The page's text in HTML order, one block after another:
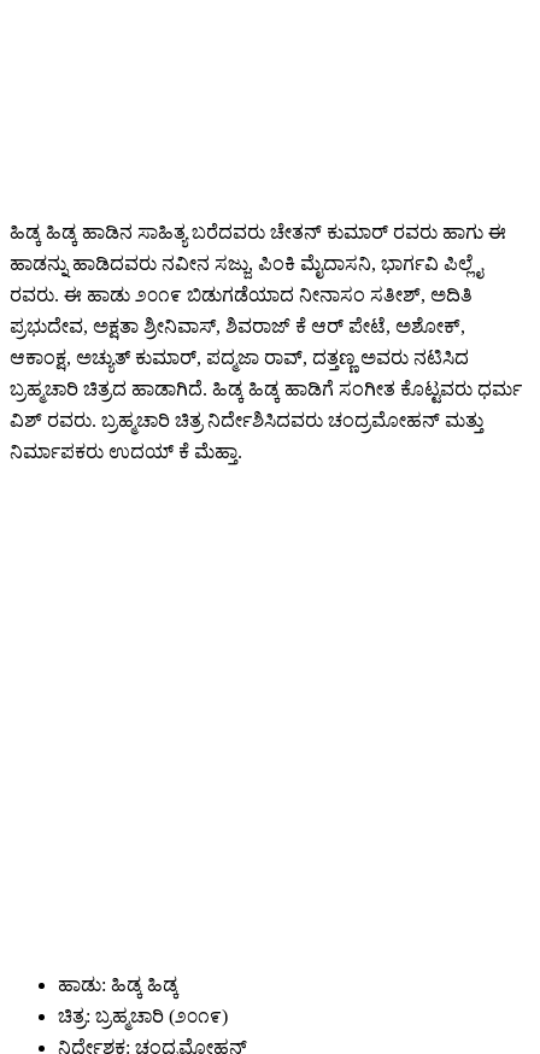
ಹಿಡ್ಕ ಹಿಡ್ಕ ಹಾಡಿನ ಸಾಹಿತ್ಯ ಬರೆದವರು ಚೇತನ್ ಕುಮಾರ್ ರವರು ಹಾಗು ಈ
ಹಾಡನ್ನು ಹಾಡಿದವರು ನವೀನ ಸಜ್ಜು, ಪಿಂಕಿ ಮೈದಾಸನಿ, ಭಾರ್ಗವಿ ಪಿಲ್ಲೈ
ರವರು. ಈ ಹಾಡು ೨೦೧೯ ಬಿಡುಗಡೆಯಾದ ನೀನಾಸಂ ಸತೀಶ್, ಅದಿತಿ
ಪ್ರಭುದೇವ, ಅಕ್ಷತಾ ಶ್ರೀನಿವಾಸ್, ಶಿವರಾಜ್ ಕೆ ಆರ್ ಪೇಟೆ, ಅಶೋಕ್,
ಆಕಾಂಕ್ಷ, ಅಚ್ಯುತ್ ಕುಮಾರ್, ಪದ್ಮಜಾ ರಾವ್, ದತ್ತಣ್ಣ ಅವರು ನಟಿಸಿದ
ಬ್ರಹ್ಮಚಾರಿ ಚಿತ್ರದ ಹಾಡಾಗಿದೆ. ಹಿಡ್ಕ ಹಿಡ್ಕ ಹಾಡಿಗೆ ಸಂಗೀತ ಕೊಟ್ಟವರು ಧರ್ಮ
ವಿಶ್ ರವರು. ಬ್ರಹ್ಮಚಾರಿ ಚಿತ್ರ ನಿರ್ದೇಶಿಸಿದವರು ಚಂದ್ರಮೋಹನ್ ಮತ್ತು
ನಿರ್ಮಾಪಕರು ಉದಯ್ ಕೆ ಮೆಹ್ತಾ.
ಹಾಡು: ಹಿಡ್ಕ ಹಿಡ್ಕ
ಚಿತ್ರ: ಬ್ರಹ್ಮಚಾರಿ (೨೦೧೯)
ನಿರ್ದೇಶಕ: ಚಂದ್ರಮೋಹನ್